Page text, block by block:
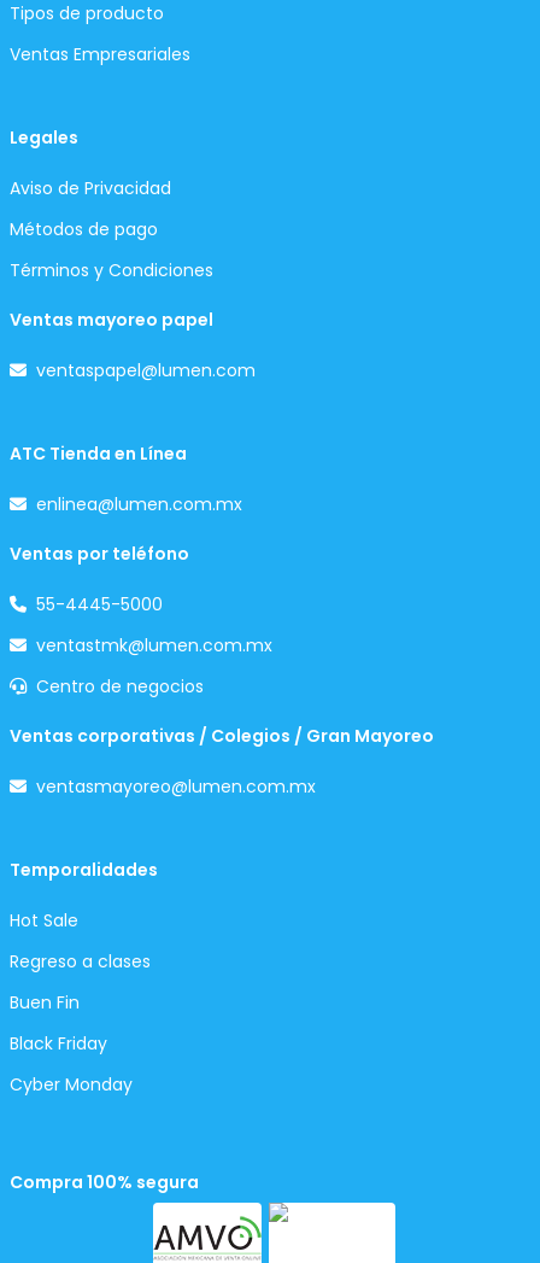
Tipos de producto
Ventas Empresariales
Legales
Aviso de Privacidad
Métodos de pago
Términos y Condiciones
Ventas mayoreo papel
ventaspapel@lumen.com
ATC Tienda en Línea
enlinea@lumen.com.mx
Ventas por teléfono
55-4445-5000
ventastmk@lumen.com.mx
Centro de negocios
Ventas corporativas / Colegios / Gran Mayoreo
ventasmayoreo@lumen.com.mx
Temporalidades
Hot Sale
Regreso a clases
Buen Fin
Black Friday
Cyber Monday
Compra 100% segura